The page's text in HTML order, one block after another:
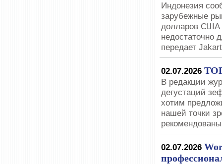
Индонезия
зарубежные
долларов США
недостаточно
передает
02.07.2026
В редакции
дегустаций
хотим
нашей точки
02.07.2026